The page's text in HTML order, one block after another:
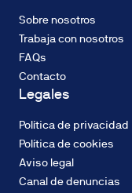
Sobre nosotros
Trabaja con nosotros
FAQs
Contacto
Legales
Política de privacidad
Política de cookies
Aviso legal
Canal de denuncias